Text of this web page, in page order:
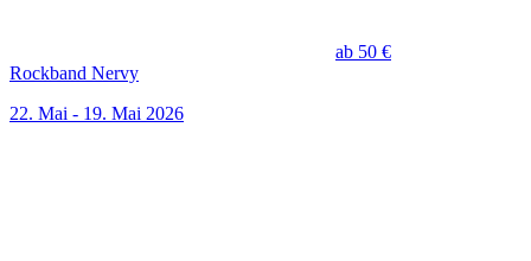
ab 50 €
Rockband Nervy
22. Mai - 19. Mai 2026